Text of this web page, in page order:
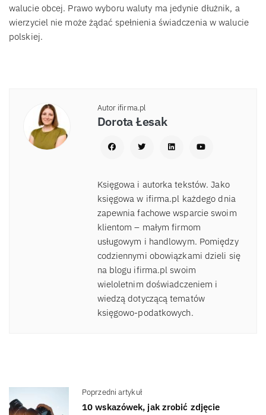
walucie obcej. Prawo wyboru waluty ma jedynie dłużnik, a
wierzyciel nie może żądać spełnienia świadczenia w walucie
polskiej.
Autor ifirma.pl
Dorota Łesak
Księgowa i autorka tekstów. Jako
księgowa w ifirma.pl każdego dnia
zapewnia fachowe wsparcie swoim
klientom – małym firmom
usługowym i handlowym. Pomiędzy
codziennymi obowiązkami dzieli się
na blogu ifirma.pl swoim
wieloletnim doświadczeniem i
wiedzą dotyczącą tematów
księgowo-podatkowych.
Poprzedni artykuł
10 wskazówek, jak zrobić zdjęcie